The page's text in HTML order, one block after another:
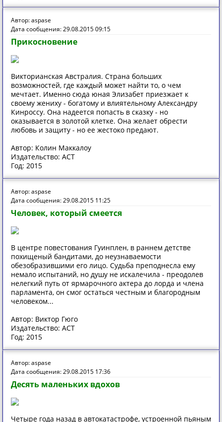
Автор: aspase
Дата сообщения: 29.08.2015 09:15
Прикосновение
Викторианская Австралия. Страна больших
возможностей, где каждый может найти то, о чем
мечтает. Именно сюда юная Элизабет приезжает к
своему жениху - богатому и влиятельному Александру
Кинроссу. Она надеется попасть в сказку - но
оказывается в золотой клетке. Она желает обрести
любовь и защиту - но ее жестоко предают.
Автор: Колин Маккалоу
Издательство: АСТ
Год: 2015
Автор: aspase
Дата сообщения: 29.08.2015 11:25
Человек, который смеется
В центре повестования Гуинплен, в раннем детстве
похищеный бандитами, до неузнаваемости
обезобразившими его лицо. Судьба преподнесла ему
немало испытаний, но душу не искалечила - преодолев
нелегкий путь от ярмарочного актера до лорда и члена
парламента, он смог остаться честным и благородным
человеком...
Автор: Виктор Гюго
Издательство: АСТ
Год: 2015
Автор: aspase
Дата сообщения: 29.08.2015 17:36
Десять маленьких вдохов
Четыре года назад в автокатастрофе, устроенной пьяным